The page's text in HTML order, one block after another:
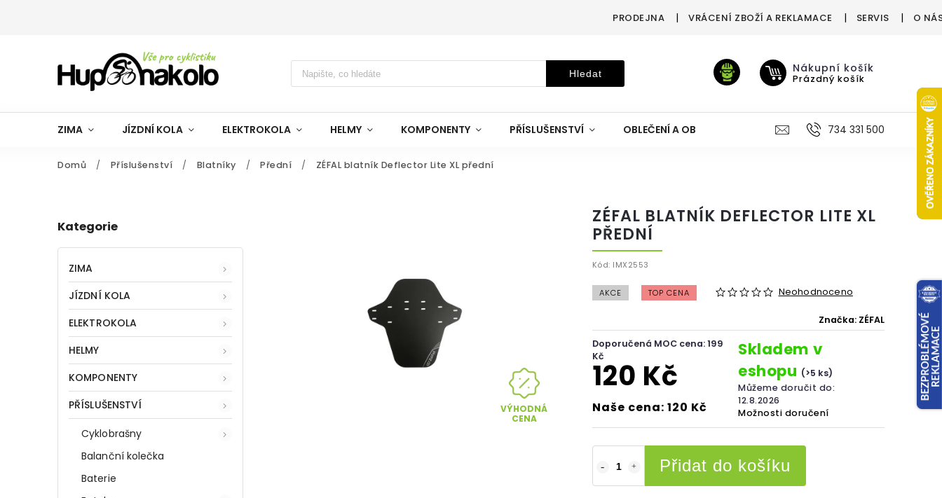
PRODEJNA VRÁCENÍ ZBOŽÍ A REKLAMACE SERVIS O
Hledat Nákupní košík
Prázdný košík
ZIMA JÍZDNÍ KOLA ELEKTROKOLA HELMY KOMPONENTY PŘÍSLUŠENSTVÍ OBLEČENÍ A OBUV VÝŽIVA VÝPRODEJ %
734 331 500
Domů / Příslušenství / Blatníky / Přední / ZÉFAL blatník Deflector Lite XL přední
Kategorie
ZIMA
JÍZDNÍ KOLA
ELEKTROKOLA
HELMY
KOMPONENTY
PŘÍSLUŠENSTVÍ
Cyklobrašny
Balanční kolečka
Baterie
VÝHODNÁ
CENA
ZÉFAL BLATNÍK DEFLECTOR LITE XL
PŘEDNÍ
Kód: IMX2553
AKCE TOP CENA Neohodnoceno
Značka: ZÉFAL
Doporučená MOC cena: 199
Kč
120 Kč
Naše cena: 120 Kč
Skladem v
eshopu (>5 ks)
Můžeme doručit do:
12.8.2026
Možnosti doručení
Přidat do košíku